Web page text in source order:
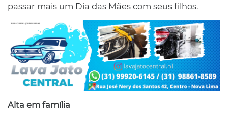
passar mais um Dia das Mães com seus filhos.
Alta em família